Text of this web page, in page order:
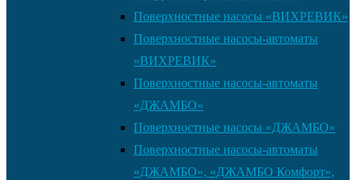
Поверхностные насосы «ВИХРЕВИК»
Поверхностные насосы-автоматы
«ВИХРЕВИК»
Поверхностные насосы-автоматы
«ДЖАМБО»
Поверхностные насосы «ДЖАМБО»
Поверхностные насосы-автоматы
«ДЖАМБО», «ДЖАМБО Комфорт»,